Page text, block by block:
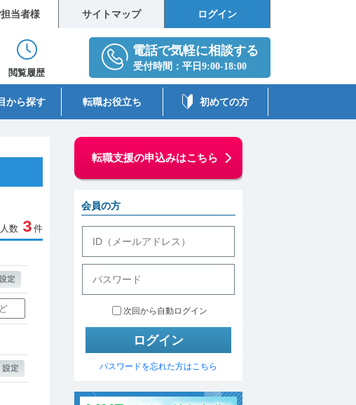
当者様 サイトマップ ログイン
閲覧履歴
から探す 転職お役立ち 初めての方
数 3件
転職支援の申込みはこちら
会員の方
次回から自動ログイン
パスワードを忘れた方はこちら